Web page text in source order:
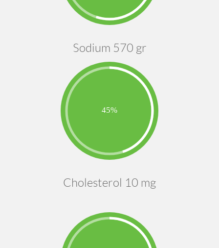
Sodium 570 gr
Cholesterol 10 mg